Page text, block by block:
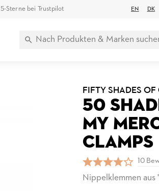
5-Sterne bei Trustpilot EN DK
FIFTY SHADES OF
50
MY
CLAMPS
10
Nippelklemmen aus